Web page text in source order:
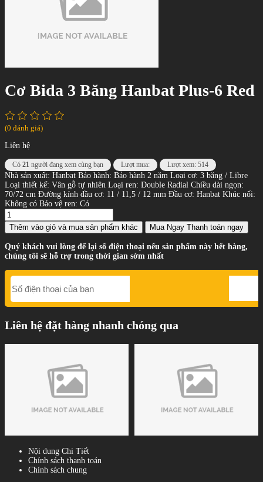
Cơ Bida 3 Băng Hanbat Plus-6 Red
(0 đánh giá)
Liên hệ
Có 21 người đang xem cùng bạn Lượt mua: Lượt xem: 514
Nhà sản xuất: Hanbat Bảo hành: Bảo hành 2 năm Loại cơ: 3 băng / Libre
Loại thiết kế: Vân gỗ tự nhiên Loại ren: Double Radial Chiều dài ngọn:
70/72 cm Đường kính đầu cơ: 11 / 11,5 / 12 mm Đầu cơ: Hanbat Khúc nối:
Không có Bảo vệ ren: Có
Thêm vào giỏ và mua sản phẩm khác Mua Ngay Thanh toán ngay
Quý khách vui lòng để lại số điện thoại nếu sản phẩm này hết hàng,
chúng tôi sẽ hỗ trợ trong thời gian sớm nhất
Liên hệ đặt hàng nhanh chóng qua
Nội dung Chi Tiết
Chính sách thanh toán
Chính sách chung